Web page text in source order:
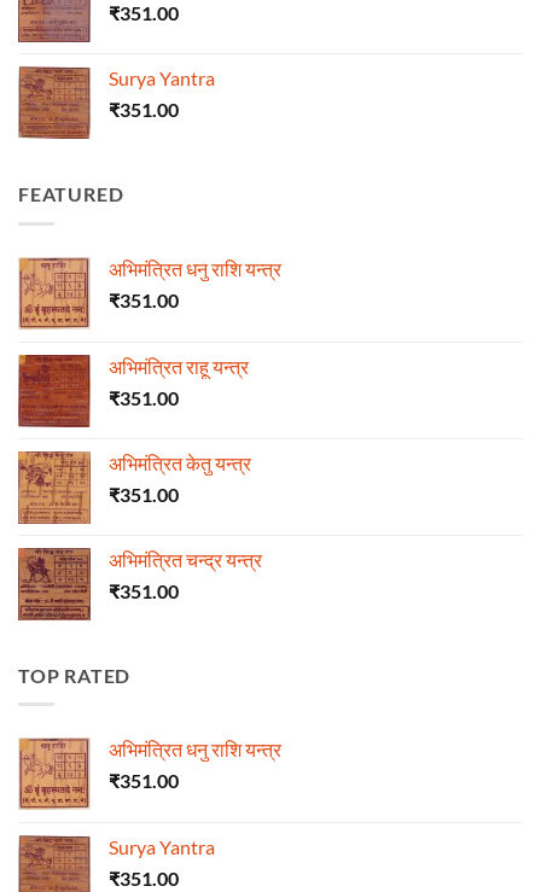
₹351.00
Surya Yantra
₹351.00
FEATURED
अभिमंत्रित धनु राशि यन्त्र
₹351.00
अभिमंत्रित राहू यन्त्र
₹351.00
अभिमंत्रित केतु यन्त्र
₹351.00
अभिमंत्रित चन्द्र यन्त्र
₹351.00
TOP RATED
अभिमंत्रित धनु राशि यन्त्र
₹351.00
Surya Yantra
₹351.00